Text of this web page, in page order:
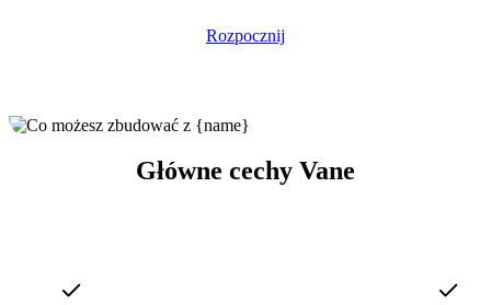
Rozpocznij
Główne cechy Vane